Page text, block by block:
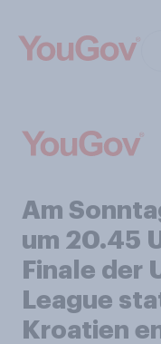
Am
um 20.45
Finale der
League
Kroatien